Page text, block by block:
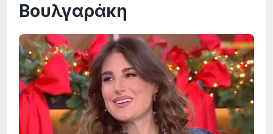
Βουλγαράκη